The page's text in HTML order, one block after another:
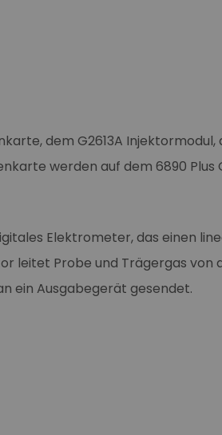
dem G2613A Injektormodul,
werden auf dem 6890
Elektrometer, das einen
leitet Probe und Trägergas
ein Ausgabegerät gesendet.